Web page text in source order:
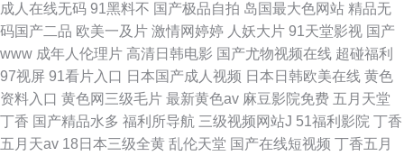
成人在线无码 91黑料不 国产极品自拍 岛国最大色网站 精品无
码国产二品 欧美一及片 激情网婷婷 人妖大片 91天堂影视 国产
www 成年人伦理片 高清日韩电影 国产尤物视频在线 超碰福利
97视屏 91看片入口 日本国产成人视频 日本日韩欧美在线 黄色
资料入口 黄色网三级毛片 最新黄色av 麻豆影院免费 五月天堂
丁香 国产精品水多 福利所导航 三级视频网站J 51福利影院 丁香
五月天av 18日本三级全黄 乱伦天堂 国产在线短视频 丁香五月